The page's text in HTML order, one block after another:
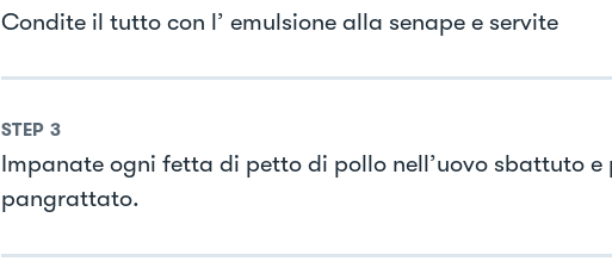
Condite il tutto con l’ emulsione alla senape e servite
STEP 3
Impanate ogni fetta di petto di pollo nell’uovo sbattuto e
pangrattato.